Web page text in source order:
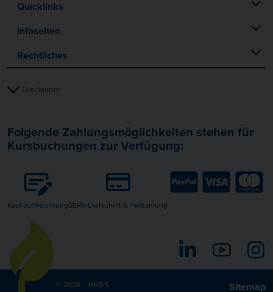
Quicklinks
Infoseiten
Rechtliches
Disclaimer
Folgende Zahlungsmöglichkeiten stehen für
Kursbuchungen zur Verfügung:
Kauf auf RechnungSEPA-Lastschrift & Teilzahlung
YouTube
LinkedIn
© 2026 – HKBiS Sitemap